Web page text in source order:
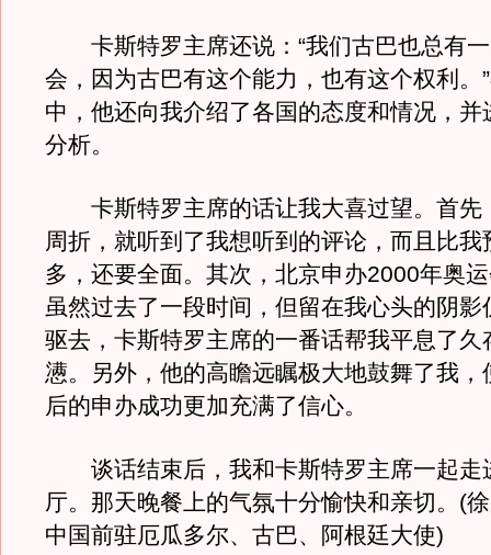
卡斯特罗主席还说：“我们古巴也总有一
会，因为古巴有这个能力，也有这个权利。
中，他还向我介绍了各国的态度和情况，并
分析。
卡斯特罗主席的话让我大喜过望。首先
周折，就听到了我想听到的评论，而且比我
多，还要全面。其次，北京申办2000年奥
虽然过去了一段时间，但留在我心头的阴影
驱去，卡斯特罗主席的一番话帮我平息了久
懑。另外，他的高瞻远瞩极大地鼓舞了我，
后的申办成功更加充满了信心。
谈话结束后，我和卡斯特罗主席一起走
厅。那天晚餐上的气氛十分愉快和亲切。(
中国前驻厄瓜多尔、古巴、阿根廷大使)